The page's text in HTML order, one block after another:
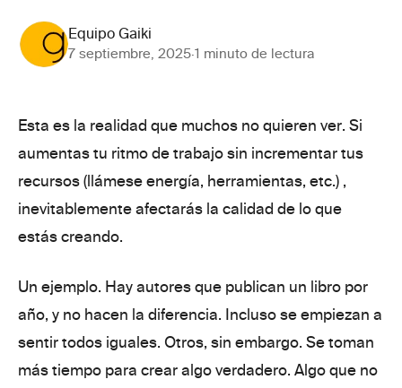
Equipo Gaiki
7 septiembre, 2025·1 minuto de lectura
Esta es la realidad que muchos no quieren ver. Si
aumentas tu ritmo de trabajo sin incrementar tus
recursos (llámese energía, herramientas, etc.) ,
inevitablemente afectarás la calidad de lo que
estás creando.
Un ejemplo. Hay autores que publican un libro por
año, y no hacen la diferencia. Incluso se empiezan a
sentir todos iguales. Otros, sin embargo. Se toman
más tiempo para crear algo verdadero. Algo que no